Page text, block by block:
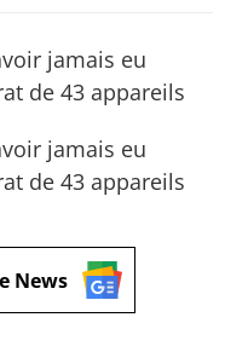
jamais eu
de 43 appareils
jamais eu
de 43 appareils
News